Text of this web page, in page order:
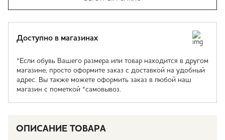
Доступно в магазинах
*Если обувь Вашего размера или товар находится в другом
магазине, просто оформите заказ с доставкой на удобный
адрес. Вы также можете оформить заказ в любой наш
магазин с пометкой *самовывоз.
ОПИСАНИЕ ТОВАРА